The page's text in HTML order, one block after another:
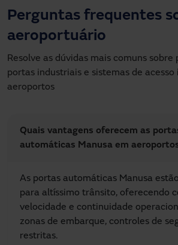
Perguntas frequentes
aeroportuário
Resolve as dúvidas mais comuns
portas industriais e sistemas de
aeroportos
Quais vantagens oferecem as
automáticas Manusa em
As portas automáticas Manusa
para altíssimo trânsito, oferecendo
velocidade e continuidade
zonas de embarque, controles de
restritas.